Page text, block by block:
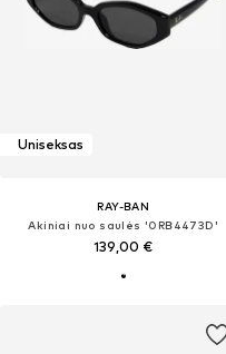
Uniseksas
RAY-BAN
Akiniai nuo saulės '0RB4473D'
139,00 €